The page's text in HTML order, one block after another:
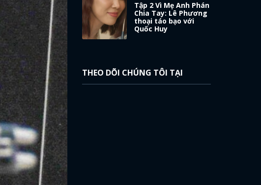
Tập 2 Vì Mẹ Anh Phán
Chia Tay: Lê Phương
thoại táo bạo với
Quốc Huy
THEO DÕI CHÚNG TÔI TẠI